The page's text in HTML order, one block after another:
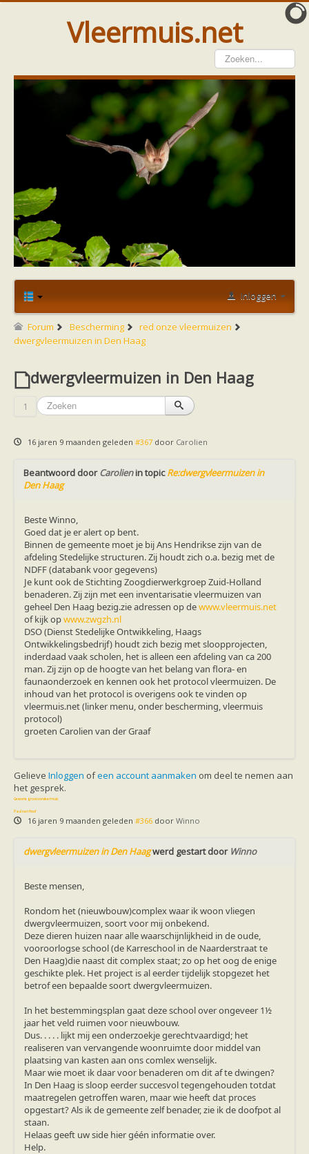
Vleermuis.net
Vleermuis gezien
Waarneming doorgeven
Wat doen wij met meldingen
Telinstructie
Waarnemingen doorgeven elders
Hulp
Vleermuis gevonden
Vanginstructie
Hulp per email
Hulp per provincie
Drenthe
Friesland
Limburg
Noord-Brabant
Noord-Holland
Utrecht
Zeeland
Zuid-Holland
Vleermuizen en ziektes
Gebiedsbescherming
Vleermuisprotocol
vleermuiskasten kopen/ ophangen
Meedoen
Landelijk zoogdierwerkgroepen
Regionale of provinciale werkgroepen
Jeugd
Internationaal
Landelijke natuurverenigingen
Ik wil graag mee op vleermuisexcursie
Vleermuizen in de tuin
Aankondiging activiteiten
Ik ben op zoek naar een detector
Ecologie en soorten
Hoe vleermuizen leven
Voedsel en jagen
Verblijfplaatsen
Echolocatie
Soorten
Baardvleermuis
Brandt's vleermuis
Bruine of gewone grootoorvleermuis
Grijze grootoorvleermuis
Ingekorven vleermuis
Kleine en grote hoefijzerneus
Meervleermuis
Noordse vleermuis
Rosse vleermuis
Ruige dwergvleermuis
Tweekleurige vleermuis
Vale vleermuis
Watervleermuis
Vleermuizen en eikenprocessierups
Kinderpagina
Spreekbeurt
Knutselen
Tekenen
Spelletjes
Weetjes
Meer weten
Links
Boeken en tijdschriften
geluiden van vleermuizen
Achtergrond informatie
Nieuwsberichten
Informatiefolders
Gewone grootoorvleermuis
Paul van Hoof
Home Forum
Bescherming
red onze vleermuizen
dwergvleermuizen in Den Haag
Inloggen
Forum Bescherming
red onze vleermuizen
dwergvleermuizen in Den Haag
dwergvleermuizen in Den Haag
1
16 jaren 9 maanden geleden #367 door Carolien
Beantwoord doorCarolienin topicRe:dwergvleermuizen in
Den Haag
Beste Winno,
Goed dat je er alert op bent.
Binnen de gemeente moet je bij Ans Hendrikse zijn van de
afdeling Stedelijke structuren. Zij houdt zich o.a. bezig met de
NDFF (databank voor gegevens)
Je kunt ook de Stichting Zoogdierwerkgroep Zuid-Holland
benaderen. Zij zijn met een inventarisatie vleermuizen van
geheel Den Haag bezig.zie adressen op dewww.vleermuis.net
of kijk opwww.zwgzh.nl
DSO (Dienst Stedelijke Ontwikkeling, Haags
Ontwikkelingsbedrijf) houdt zich bezig met sloopprojecten,
inderdaad vaak scholen, het is alleen een afdeling van ca 200
man. Zij zijn op de hoogte van het belang van flora- en
faunaonderzoek en kennen ook het protocol vleermuizen. De
inhoud van het protocol is overigens ook te vinden op
vleermuis.net (linker menu, onder bescherming, vleermuis
protocol)
groeten Carolien van der Graaf
Gelieve Inloggen ofeen account aanmaken om deel te nemen aan
het gesprek.
16 jaren 9 maanden geleden #366 door Winno
dwergvleermuizen in Den Haagwerd gestart door Winno
Beste mensen,
Rondom het (nieuwbouw)complex waar ik woon vliegen
dwergvleermuizen, soort voor mij onbekend.
Deze dieren huizen naar alle waarschijnlijkheid in de oude,
vooroorlogse school (de Karreschool in de Naarderstraat te
Den Haag)die naast dit complex staat; zo op het oog de enige
geschikte plek. Het project is al eerder tijdelijk stopgezet het
betrof een bepaalde soort dwergvleermuizen.
In het bestemmingsplan gaat deze school over ongeveer 1½
jaar het veld ruimen voor nieuwbouw.
Dus. . . . . lijkt mij een onderzoekje gerechtvaardigd; het
realiseren van vervangende woonruimte door middel van
plaatsing van kasten aan ons comlex wenselijk.
Maar wie moet ik daar voor benaderen om dit af te dwingen?
In Den Haag is sloop eerder succesvol tegengehouden totdat
maatregelen getroffen waren, maar wie heeft dat proces
opgestart? Als ik de gemeente zelf benader, zie ik de doofpot al
staan.
Helaas geeft uw side hier géén informatie over.
Help.